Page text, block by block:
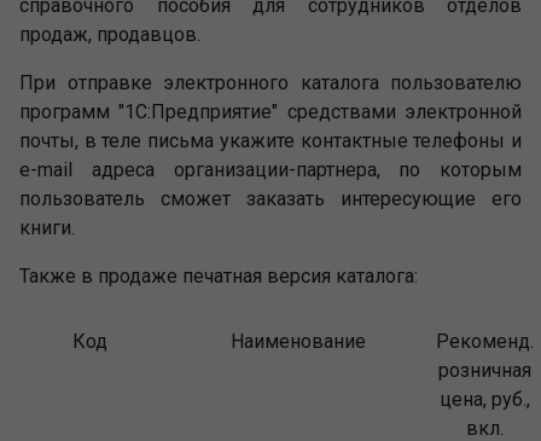
справочного пособия для сотрудников отделов
продаж, продавцов.
При отправке электронного каталога пользователю
программ "1С:Предприятие" средствами электронной
почты, в теле письма укажите контактные телефоны и
e-mail адреса организации-партнера, по которым
пользователь сможет заказать интересующие его
книги.
Также в продаже печатная версия каталога:
Код Наименование
Рекоменд.
розничная
цена, руб.,
вкл.